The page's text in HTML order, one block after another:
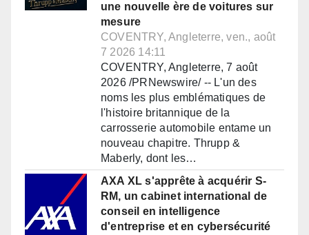
une nouvelle ère de voitures sur
mesure
COVENTRY, Angleterre, ven., août
7 2026 14:11
COVENTRY, Angleterre, 7 août
2026 /PRNewswire/ -- L'un des
noms les plus emblématiques de
l'histoire britannique de la
carrosserie automobile entame un
nouveau chapitre. Thrupp &
Maberly, dont les…
AXA XL s'apprête à acquérir S-
RM, un cabinet international de
conseil en intelligence
d'entreprise et en cybersécurité